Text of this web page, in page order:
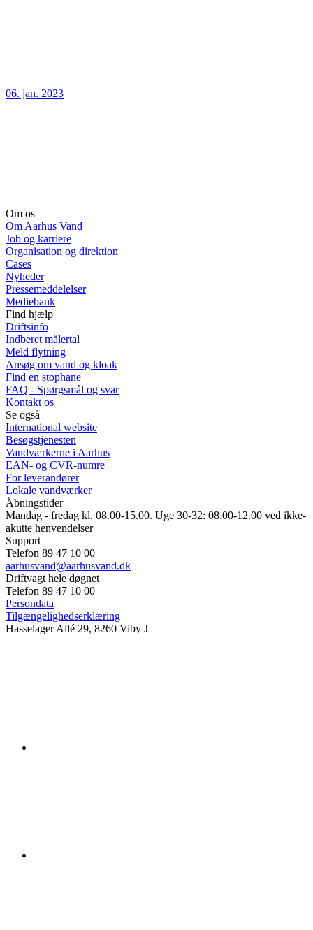
06. jan. 2023
Om os
Om Aarhus Vand
Job og karriere
Organisation og direktion
Cases
Nyheder
Pressemeddelelser
Mediebank
Find hjælp
Driftsinfo
Indberet målertal
Meld flytning
Ansøg om vand og kloak
Find en stophane
FAQ - Spørgsmål og svar
Kontakt os
Se også
International website
Besøgstjenesten
Vandværkerne i Aarhus
EAN- og CVR-numre
For leverandører
Lokale vandværker
Åbningstider
Mandag - fredag kl. 08.00-15.00. Uge 30-32: 08.00-12.00 ved ikke-
akutte henvendelser
Support
Telefon 89 47 10 00
aarhusvand@aarhusvand.dk
Driftvagt hele døgnet
Telefon 89 47 10 00
Persondata
Tilgængelighedserklæring
Hasselager Allé 29, 8260 Viby J